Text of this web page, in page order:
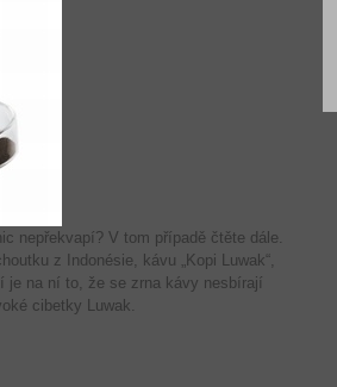
nepřekvapí? V tom případě čtěte dále.
z Indonésie, kávu „Kopi Luwak“,
je na ní to, že se zrna kávy nesbírají
cibetky Luwak.